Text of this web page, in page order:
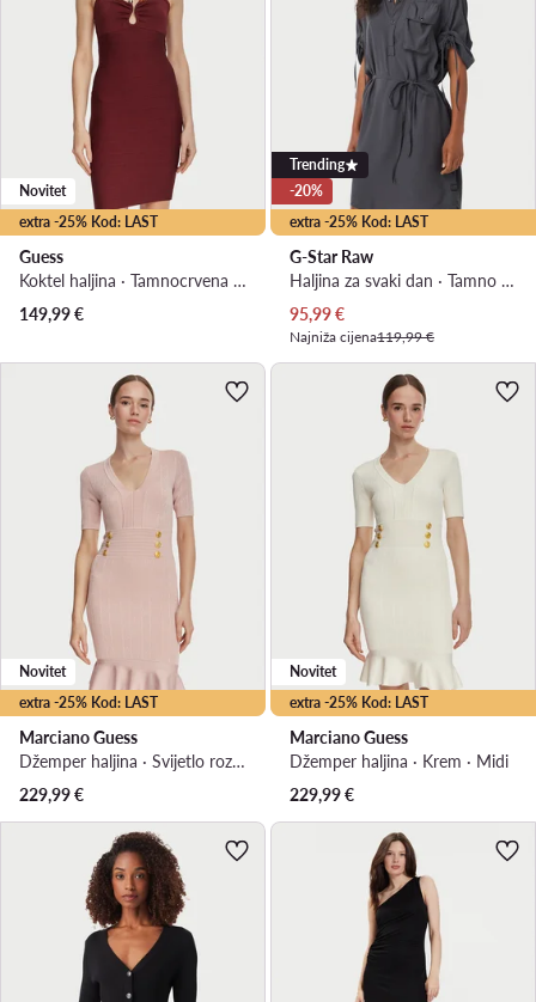
extra -25% Kod: LAST
Novitet
Guess
Koktel haljina · Tamnocrvena · Mini
149,99€
extra -25% Kod: LAST
Trending
-20%
G-Star Raw
Haljina za svaki dan · Tamno siva · Mini
Trenutna cijena
95,99€
Najniža cijena119,99 €
extra -25% Kod: LAST
Novitet
Marciano Guess
Džemper haljina · Svijetlo roza · Midi
229,99€
extra -25% Kod: LAST
Novitet
Marciano Guess
Džemper haljina · Krem · Midi
229,99€